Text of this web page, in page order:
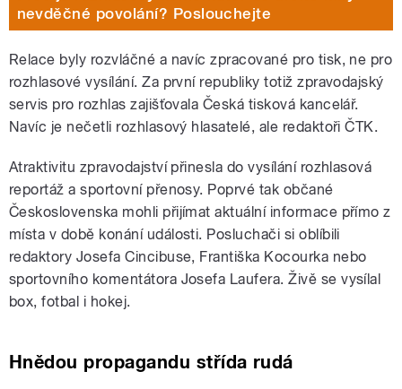
nevděčné povolání? Poslouchejte
Relace byly rozvláčné a navíc zpracované pro tisk, ne pro
rozhlasové vysílání. Za první republiky totiž zpravodajský
servis pro rozhlas zajišťovala Česká tisková kancelář.
Navíc je nečetli rozhlasový hlasatelé, ale redaktoři ČTK.
Atraktivitu zpravodajství přinesla do vysílání rozhlasová
reportáž a sportovní přenosy. Poprvé tak občané
Československa mohli přijímat aktuální informace přímo z
místa v době konání události. Posluchači si oblíbili
redaktory Josefa Cincibuse, Františka Kocourka nebo
sportovního komentátora Josefa Laufera. Živě se vysílal
box, fotbal i hokej.
Hnědou propagandu střída rudá